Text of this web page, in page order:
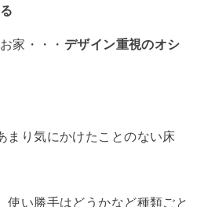
家・・・ デザイン重視のオシ
まり気にかけたことのない床
使い勝手はどうかなど種類ごと